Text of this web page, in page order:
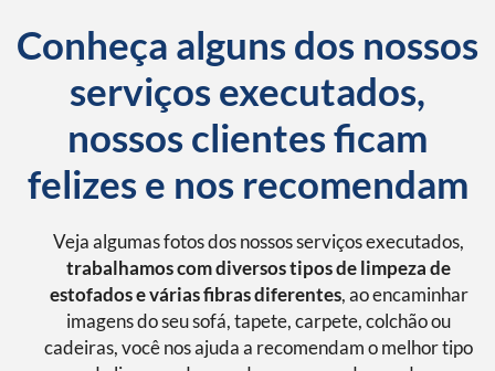
Conheça alguns dos nossos
serviços executados,
nossos clientes ficam
felizes e nos recomendam
Veja algumas fotos dos nossos serviços executados,
trabalhamos com diversos tipos de limpeza de
estofados e várias fibras diferentes, ao encaminhar
imagens do seu sofá, tapete, carpete, colchão ou
cadeiras, você nos ajuda a recomendam o melhor tipo